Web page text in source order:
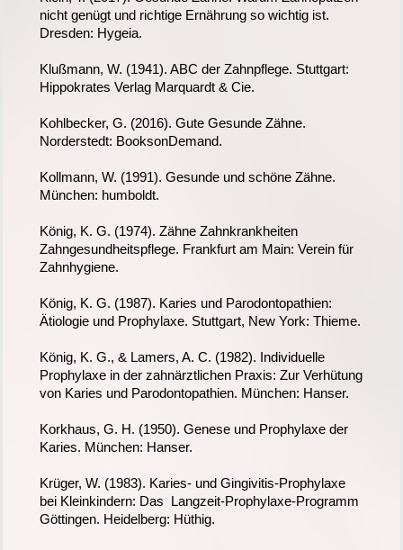
nicht genügt und richtige Ernährung so wichtig ist.
Dresden: Hygeia.
Klußmann, W. (1941). ABC der Zahnpflege. Stuttgart:
Hippokrates Verlag Marquardt & Cie.
Kohlbecker, G. (2016). Gute Gesunde Zähne.
Norderstedt: BooksonDemand.
Kollmann, W. (1991). Gesunde und schöne Zähne.
München: humboldt.
König, K. G. (1974). Zähne Zahnkrankheiten
Zahngesundheitspflege. Frankfurt am Main: Verein für
Zahnhygiene.
König, K. G. (1987). Karies und Parodontopathien:
Ätiologie und Prophylaxe. Stuttgart, New York: Thieme.
König, K. G., & Lamers, A. C. (1982). Individuelle
Prophylaxe in der zahnärztlichen Praxis: Zur Verhütung
von Karies und Parodontopathien. München: Hanser.
Korkhaus, G. H. (1950). Genese und Prophylaxe der
Karies. München: Hanser.
Krüger, W. (1983). Karies- und Gingivitis-Prophylaxe
bei Kleinkindern: Das Langzeit-Prophylaxe-Programm
Göttingen. Heidelberg: Hüthig.